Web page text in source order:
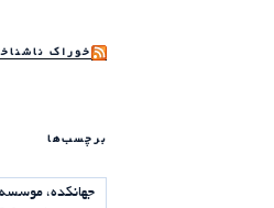
خوراک
برچسب‌ها
جهانکده،